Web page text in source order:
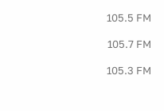
105.5 FM
105.7 FM
105.3 FM